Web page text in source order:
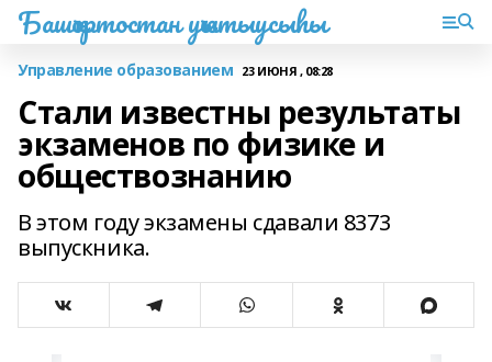
Башҡортостан уҡытыусыһы
Управление образованием 23 ИЮНЯ , 08:28
Стали известны результаты
экзаменов по физике и
обществознанию
В этом году экзамены сдавали 8373
выпускника.